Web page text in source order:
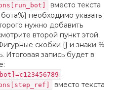
вместо текста
необходимо указать
нужно добавить
второй пункт этой
скобки {} и знаки %
Итоговая запись будет в
.
вместо текста